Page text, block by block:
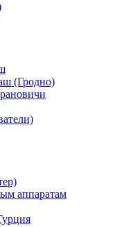
(Гродно)
аппаратам